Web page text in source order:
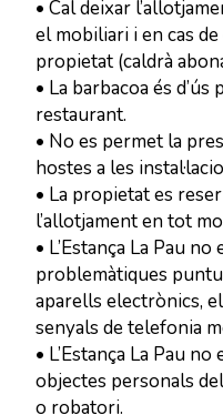
• Cal deixar
el mobiliari i en cas
propietat (caldrà
• La barbacoa és
restaurant.
• No es permet la
hostes a les
• La propietat es
l’allotjament en tot
• L’Estança La Pau
problemàtiques
aparells electrònics,
senyals de telefonia
• L’Estança La Pau
objectes personals
o robatori.